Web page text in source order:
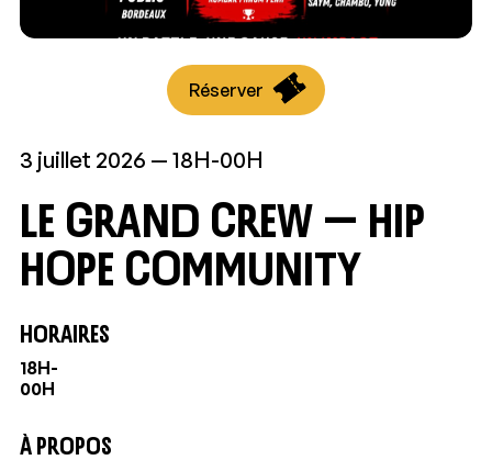
3 juillet 2026 18H-00H
Le Grand Crew — Hip
Hope Community
HORAIRES
18H-
00H
À PROPOS
Réserver